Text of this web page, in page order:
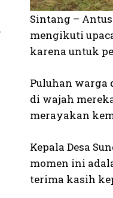
Sintang –
mengikuti
karena untuk
Puluhan warga
di wajah
merayakan
Kepala Desa
momen ini
terima kasih